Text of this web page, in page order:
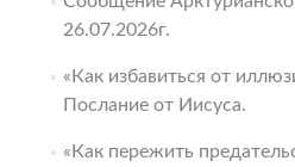
26.07.2026г.
«Как избавиться от
Послание от Иисуса.
«Как пережить